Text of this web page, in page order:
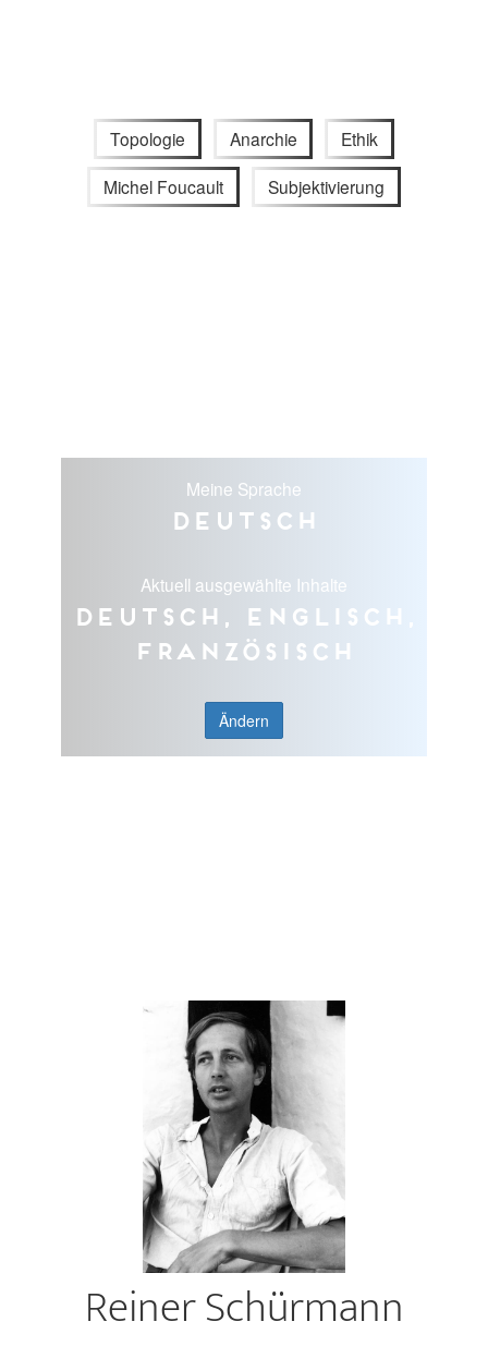
Topologie Anarchie Ethik
Michel Foucault Subjektivierung
Meine Sprache
Deutsch
Aktuell ausgewählte Inhalte
Deutsch, Englisch,
Französisch
Ändern
Reiner Schürmann